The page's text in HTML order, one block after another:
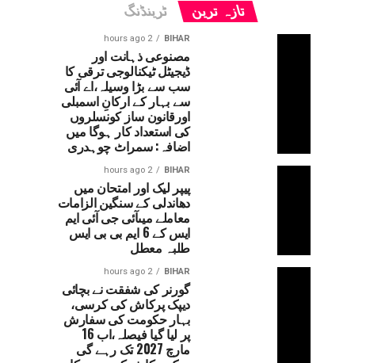
تازہ ترین ٹرینڈنگ
BIHAR
2 hours ago
مصنوعی ذہانت اور
ڈیجیٹل ٹیکنالوجی ترقی کا
سب سے بڑا وسیلہ،اے آئی
سے بہار کے ارکانِ اسمبلی
اورقانون ساز کونسلروں
کی استعداد کار ہوگا میں
اضافہ: سمراٹ چوہدری
BIHAR
2 hours ago
پیپر لیک اور امتحان میں
دھاندلی کے سنگین الزامات
معاملے میںآئی جی آئی ایم
ایس کے 6 ایم بی بی ایس
طلبہ معطل
BIHAR
2 hours ago
گورنر کی شفقت نے بچائی
دیپک پرکاش کی کرسی،
بہار حکومت کی سفارش
پر لیا گیا فیصلہ،اب 16
مارچ 2027 تک رہے گی